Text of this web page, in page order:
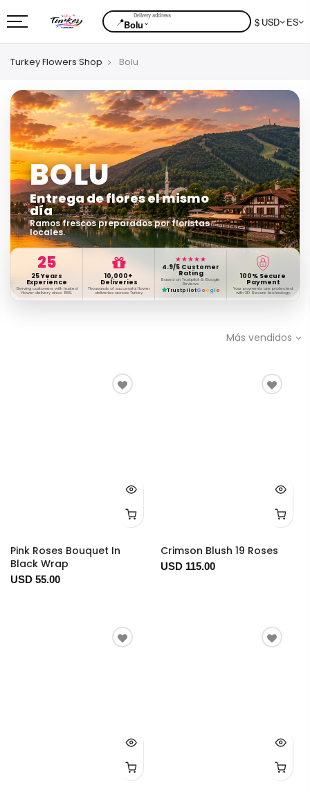
📍Bolu⌄ $ USD ES
Turkey Flowers Shop Bolu
BOLU
Entrega de flores el mismo
día
Ramos frescos preparados por floristas
locales.
25
25 Years
Experience
Serving customers with trusted
flower delivery since 1999.
10,000+
Deliveries
Thousands of successful flower
deliveries across Turkey.
★★★★★
4.9/5 Customer
Rating
Based on Trustpilot & Google
Reviews
TrustpilotG o o g l e
100% Secure
Payment
Your payments are protected
with 3D Secure technology.
Más vendidos
Pink Roses Bouquet In
Black Wrap
USD 55.00
Crimson Blush 19 Roses
USD 115.00